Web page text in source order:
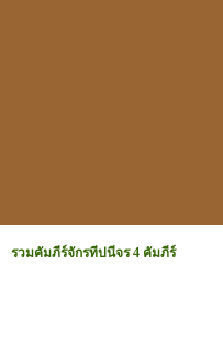
รวมคัมภีร์จักรทีปนีจร 4 คัมภีร์